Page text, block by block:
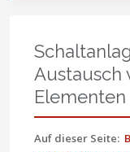
Austausch
Elementen
Auf dieser Seite: